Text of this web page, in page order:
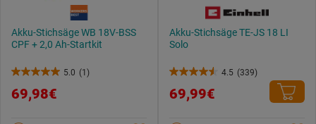
Akku-Stichsäge WB 18V-BSS
CPF + 2,0 Ah-Startkit
5.0 (1)
5.0
von
69,98€
Akku-Stichsäge TE-JS 18 LI
Solo
4.5 (339)
4.5
von
69,99€